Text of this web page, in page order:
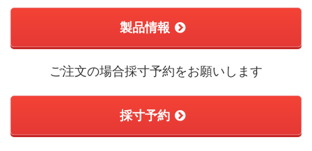
製品情報
ご注文の場合採寸予約をお願いします
採寸予約